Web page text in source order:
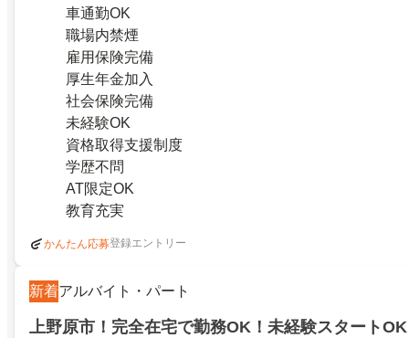
車通勤OK
職場内禁煙
雇用保険完備
厚生年金加入
社会保険完備
未経験OK
資格取得支援制度
学歴不問
AT限定OK
教育充実
かんたん応募登録エントリー
新着アルバイト・パート
上野原市！完全在宅で勤務OK！未経験スタート